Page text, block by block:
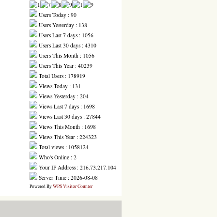
Users Today : 90
Users Yesterday : 138
Users Last 7 days : 1056
Users Last 30 days : 4310
Users This Month : 1056
Users This Year : 40239
Total Users : 178919
Views Today : 131
Views Yesterday : 204
Views Last 7 days : 1698
Views Last 30 days : 27844
Views This Month : 1698
Views This Year : 224323
Total views : 1058124
Who's Online : 2
Your IP Address : 216.73.217.104
Server Time : 2026-08-08
Powered ByWPS Visitor Counter